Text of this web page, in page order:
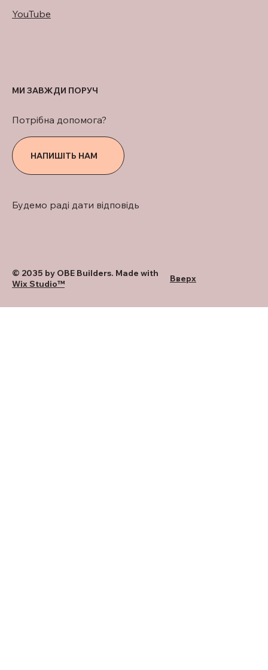
YouTube
Будемо раді дати відповідь
НАПИШІТЬ НАМ
Потрібна допомога?
МИ ЗАВЖДИ ПОРУЧ
© 2035 by OBE Builders. Made with
Wix Studio™
Вверх